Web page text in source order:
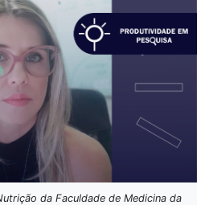
da Faculdade de Medicina da